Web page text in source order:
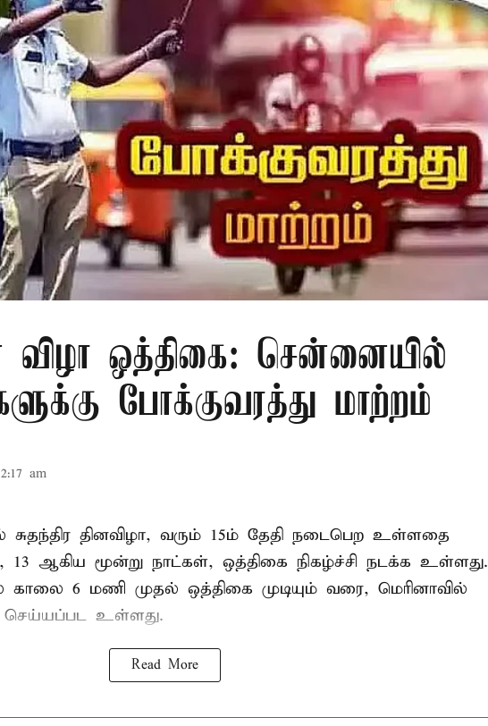
விழா ஒத்திகை: சென்னையில்
போக்குவரத்து மாற்றம்
am
தினவிழா, வரும் 15ம் தேதி நடைபெற உள்ளதை
13 ஆகிய மூன்று நாட்கள், ஒத்திகை நிகழ்ச்சி நடக்க உள்ளது.
6 மணி முதல் ஒத்திகை முடியும் வரை, மெரினாவில்
செய்யப்பட உள்ளது.
Read More